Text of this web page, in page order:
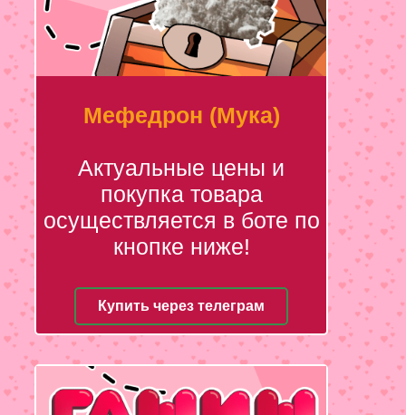
Мефедрон (Мука)
Актуальные цены и
покупка товара
осуществляется в боте по
кнопке ниже!
Купить через телеграм